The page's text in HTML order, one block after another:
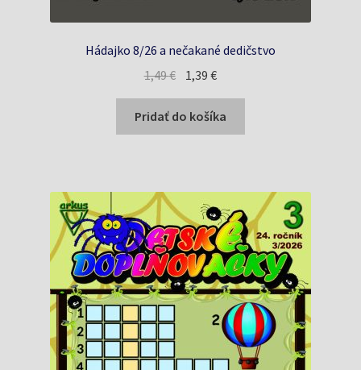
Hádajko 8/26 a nečakané dedičstvo
1,49€ Pôvodná
cena
bola:
1,49 €.
1,39€Aktuálna
cena
je:
1,39 €.
Pridať do košíka